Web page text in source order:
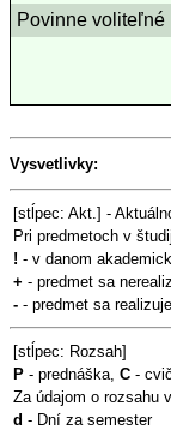
Povinne voliteľné
Vysvetlivky:
[stĺpec: Akt.] -
Pri predmetoch v
! - v danom
+ - predmet sa
- - predmet sa
[stĺpec: Rozsah]
P - prednáška, C -
Za údajom o rozsahu
d - Dní za semester